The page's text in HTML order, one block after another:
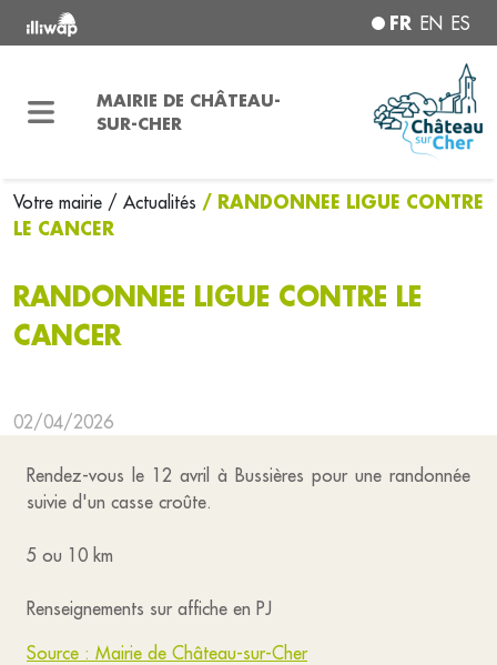
FR EN ES
MAIRIE DE CHÂTEAU-
SUR-CHER
Votre mairie / Actualités / RANDONNEE LIGUE CONTRE
LE CANCER
RANDONNEE LIGUE CONTRE LE
CANCER
02/04/2026
Rendez-vous le 12 avril à Bussières pour une randonnée
suivie d'un casse croûte.
5 ou 10 km
Renseignements sur affiche en PJ
Source : Mairie de Château-sur-Cher